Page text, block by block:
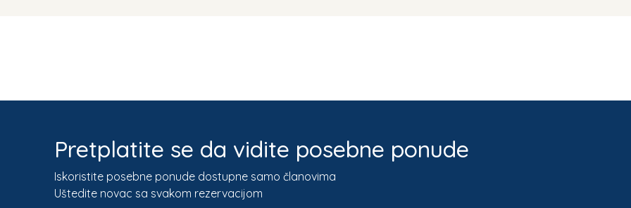
Pretplatite se da vidite posebne ponude
Iskoristite posebne ponude dostupne samo članovima
Uštedite novac sa svakom rezervacijom